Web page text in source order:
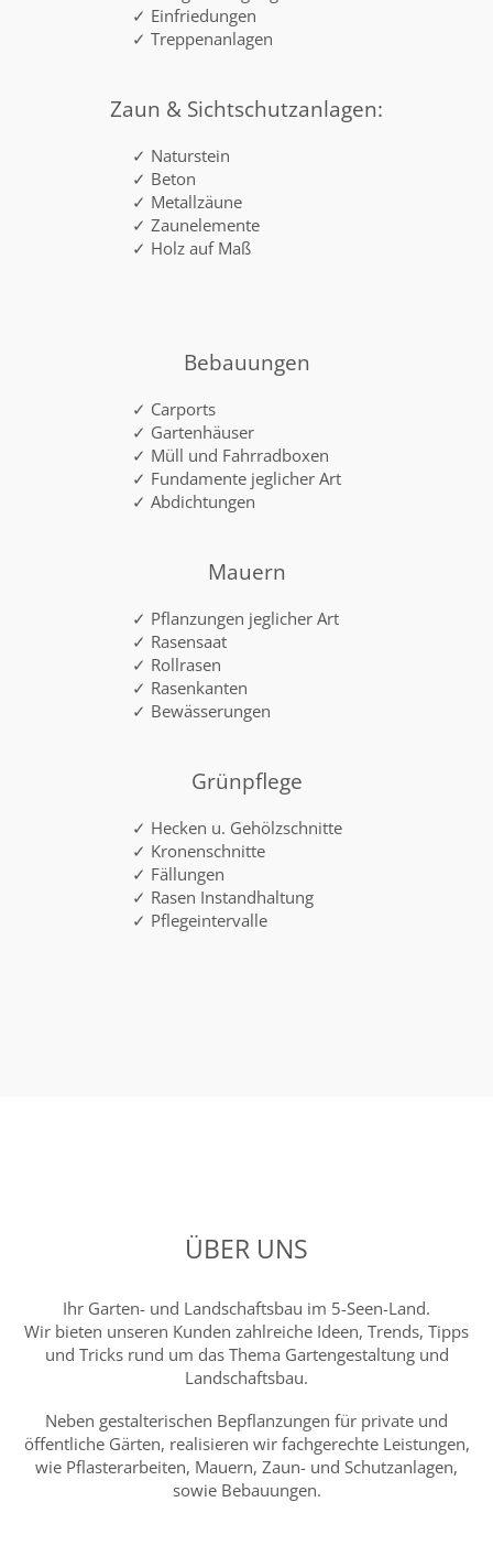
✓ Einfriedungen
✓ Treppenanlagen
Zaun & Sichtschutzanlagen:
✓ Naturstein
✓ Beton
✓ Metallzäune
✓ Zaunelemente
✓ Holz auf Maß
Bebauungen
✓ Carports
✓ Gartenhäuser
✓ Müll und Fahrradboxen
✓ Fundamente jeglicher Art
✓ Abdichtungen
Mauern
✓ Pflanzungen jeglicher Art
✓ Rasensaat
✓ Rollrasen
✓ Rasenkanten
✓ Bewässerungen
Grünpflege
✓ Hecken u. Gehölzschnitte
✓ Kronenschnitte
✓ Fällungen
✓ Rasen Instandhaltung
✓ Pflegeintervalle
ÜBER UNS
Ihr Garten- und Landschaftsbau im 5-Seen-Land.
Wir bieten unseren Kunden zahlreiche Ideen, Trends, Tipps
und Tricks rund um das Thema Gartengestaltung und
Landschaftsbau.
Neben gestalterischen Bepflanzungen für private und
öffentliche Gärten, realisieren wir fachgerechte Leistungen,
wie Pflasterarbeiten, Mauern, Zaun- und Schutzanlagen,
sowie Bebauungen.